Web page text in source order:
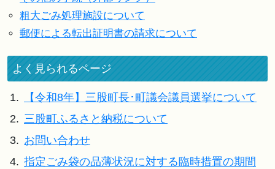
粗大ごみ処理施設について
郵便による転出証明書の請求について
よく見られるページ
1.
【令和8年】三股町長･町議会議員選挙について
2. 三股町ふるさと納税について
3. お問い合わせ
4. 指定ごみ袋の品薄状況に対する臨時措置の期間